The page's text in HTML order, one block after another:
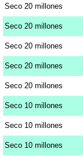
Seco 20 millones
Seco 20 millones
Seco 20 millones
Seco 20 millones
Seco 20 millones
Seco 10 millones
Seco 10 millones
Seco 10 millones